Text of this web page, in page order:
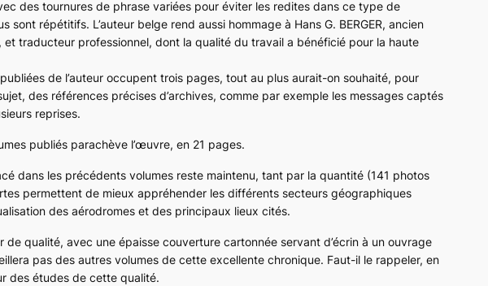
des tournures de phrase variées pour éviter les redites dans ce type de
sont répétitifs. L’auteur belge rend aussi hommage à Hans G. BERGER, ancien
et traducteur professionnel, dont la qualité du travail a bénéficié pour la haute
de l’auteur occupent trois pages, tout au plus aurait-on souhaité, pour
des références précises d’archives, comme par exemple les messages captés
reprises.
publiés parachève l’œuvre, en 21 pages.
dans les précédents volumes reste maintenu, tant par la quantité (141 photos
permettent de mieux appréhender les différents secteurs géographiques
des aérodromes et des principaux lieux cités.
de qualité, avec une épaisse couverture cartonnée servant d’écrin à un ouvrage
pas des autres volumes de cette excellente chronique. Faut-il le rappeler, en
des études de cette qualité.